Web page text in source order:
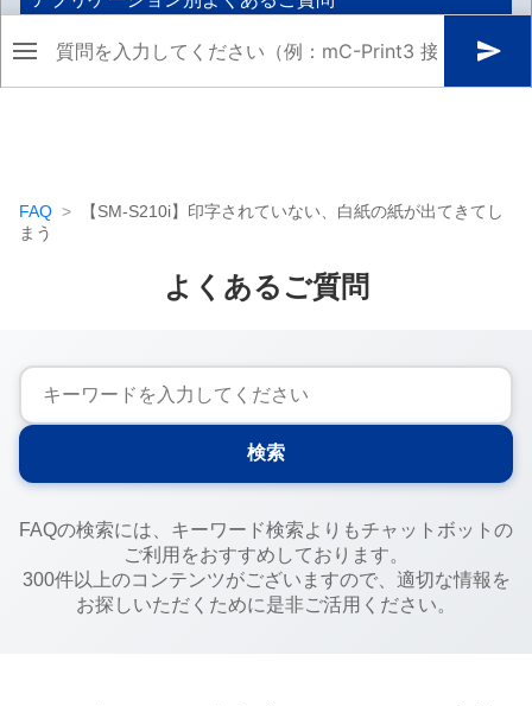
FAQ
【SM-S210i】印字されていない、白紙の紙が出てきてし
まう
よくあるご質問
検索
FAQの検索には、キーワード検索よりもチャットボットの
ご利用をおすすめしております。
300件以上のコンテンツがございますので、適切な情報を
お探しいただくために是非ご活用ください。